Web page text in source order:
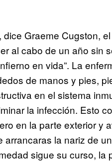
dice Graeme Cugston,
al cabo de un año sin
en vida”. La
de manos y pies,
en el sistema
la infección. Esto
en la parte exterior y
arrancaras la nariz de
sigue su curso, la